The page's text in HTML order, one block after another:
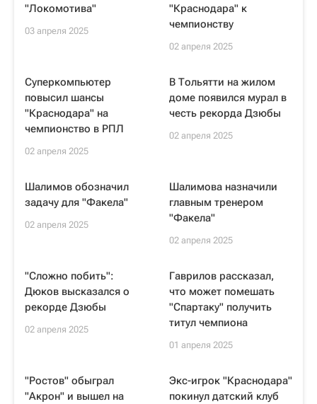
"Локомотива"
03 апреля 2025
"Краснодара" к
чемпионству
02 апреля 2025
Суперкомпьютер
повысил шансы
"Краснодара" на
чемпионство в РПЛ
02 апреля 2025
В Тольятти на жилом
доме появился мурал в
честь рекорда Дзюбы
02 апреля 2025
Шалимов обозначил
задачу для "Факела"
02 апреля 2025
Шалимова назначили
главным тренером
"Факела"
02 апреля 2025
"Сложно побить":
Дюков высказался о
рекорде Дзюбы
02 апреля 2025
Гаврилов рассказал,
что может помешать
"Спартаку" получить
титул чемпиона
01 апреля 2025
"Ростов" обыграл
"Акрон" и вышел на
Экс-игрок "Краснодара"
покинул датский клуб